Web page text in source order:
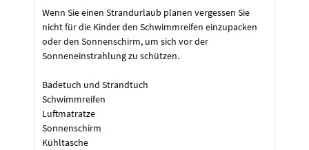
Wenn Sie einen Strandurlaub planen vergessen Sie
nicht für die Kinder den Schwimmreifen einzupacken
oder den Sonnenschirm, um sich vor der
Sonneneinstrahlung zu schützen.
Badetuch und Strandtuch
Schwimmreifen
Luftmatratze
Sonnenschirm
Kühltasche